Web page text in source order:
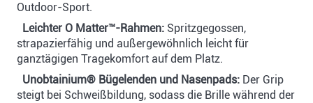
Outdoor-Sport.
Leichter O Matter™-Rahmen: Spritzgegossen,
strapazierfähig und außergewöhnlich leicht für
ganztägigen Tragekomfort auf dem Platz.
Unobtainium® Bügelenden und Nasenpads: Der Grip
steigt bei Schweißbildung, sodass die Brille während der